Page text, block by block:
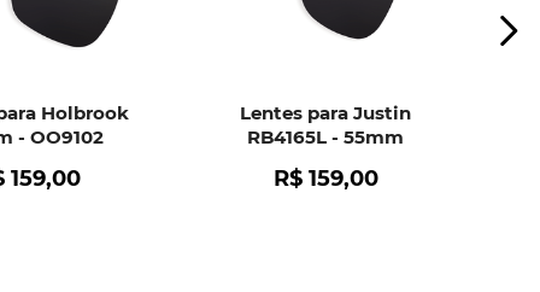
Holbrook
- OO9102
159,00
Lentes para Justin
RB4165L - 55mm
R$ 159,00